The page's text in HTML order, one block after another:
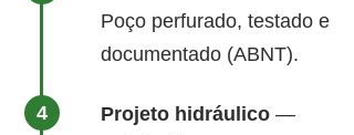
Poço perfurado, testado e
documentado (ABNT).
Projeto hidráulico —